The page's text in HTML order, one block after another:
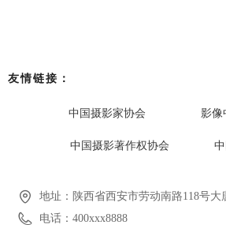
地址： 陕西省西安市劳动南路118号大
电话： 400xxx8888
友情链接：
中国摄影家协会 影像
中国摄影著作权协会